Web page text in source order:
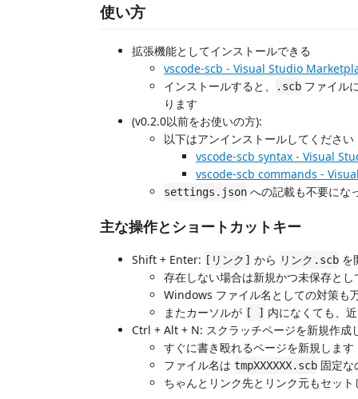
使い方
拡張機能としてインストールできる
vscode-scb - Visual Studio
インストールすると、
.scb ファイル
ります
(v0.2.0以前をお使いの方):
以下はアンインストールしてくださ
vscode-scb syntax - Visual
vscode-scb commands -
settings.json への記載も不要にな
主な操作とショートカットキー
Shift + Enter: [リンク] から リンク.scb を
存在しない場合は新規かつ未保存と
Windows ファイル名としての対策も
またカーソルが [ ] 内になくても、
Ctrl + Alt + N: スクラッチページを新規作成
すぐに書き殴れるページを新規します
ファイル名は tmpXXXXXX.scb 固定な
ちゃんとリンク先とリンク元もセット